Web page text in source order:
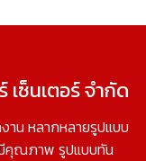
เซ็นเตอร์ จำกัด
าน หลากหลายรูปแบบ
คุณภาพ รูปแบบทัน